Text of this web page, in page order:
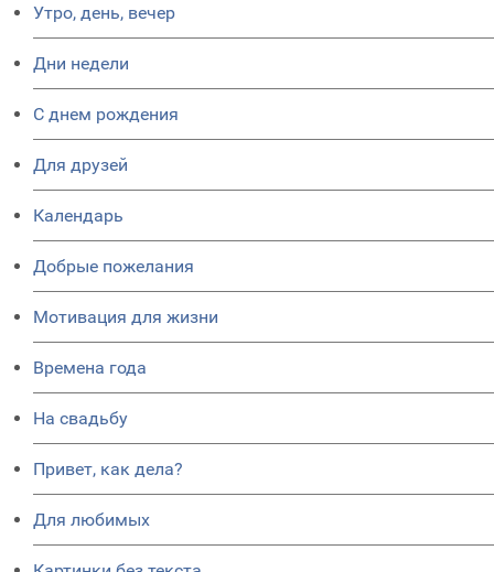
Утро, день, вечер
Дни недели
C днем рождения
Для друзей
Календарь
Добрые пожелания
Мотивация для жизни
Времена года
На свадьбу
Привет, как дела?
Для любимых